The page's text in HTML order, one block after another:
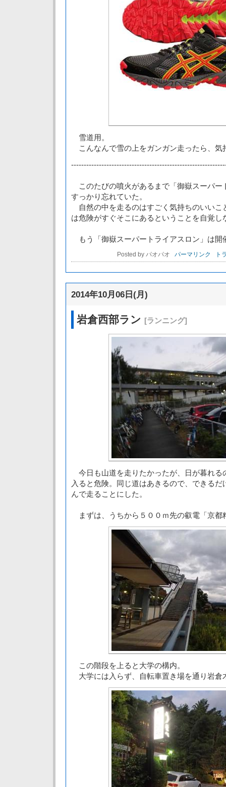
雪道用。
こんなんで雪の上をガンガン走ったら、気
このたびの噴火があるまで「御嶽スーパー
すっかり忘れていた。
自然の中を走るのはすごく気持ちのいいこ
は危険がすぐそこにあるということを自覚し
もう「御嶽スーパートライアスロン」は開
Posted by パオパオ パーマリンク ト
2014年10月06日(月)
岩倉西部ラン [ランニング]
今日も山道を走りたかったが、日が暮れる
入ると危険。同じ道はあきるので、できる
んで走ることにした。
まずは、うちから５００ｍ先の叡電「京都
この階段を上ると大学の構内。
大学には入らず、自転車置き場を通り岩倉